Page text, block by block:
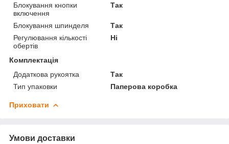
Блокування кнопки
включення
Так
Блокування шпинделя
Так
Регулювання кількості
обертів
Ні
Комплектація
Додаткова рукоятка
Так
Тип упаковки
Паперова коробка
Приховати
Умови доставки